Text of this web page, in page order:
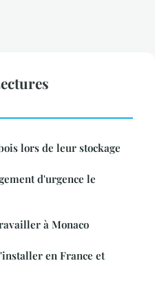
lors de leur stockage
d'urgence le
à Monaco
en France et